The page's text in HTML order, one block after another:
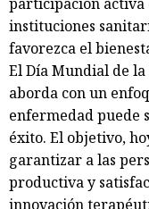
instituciones
favorezca el
El Día Mundial de la
aborda con un
enfermedad puede
éxito. El objetivo,
garantizar a las
productiva y
innovación